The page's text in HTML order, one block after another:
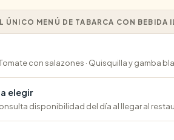
ÚNICO MENÚ DE TABARCA CON BEBIDA
con salazones · Quisquilla y gamba
elegir
disponibilidad del día al llegar al